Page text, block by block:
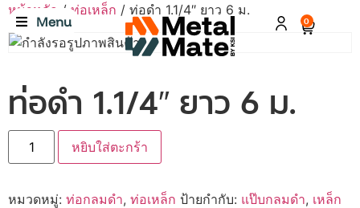
Menu 0
หน้าหลัก / ท่อเหล็ก / ท่อดำ 1.1/4″ ยาว 6 ม.
ท่อดำ 1.1/4″ ยาว 6 ม.
หยิบใส่ตะกร้า
หมวดหมู่: ท่อกลมดำ, ท่อเหล็ก ป้ายกำกับ: แป๊บกลมดำ, เหล็ก